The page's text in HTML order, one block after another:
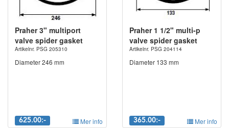
Praher 3" multiport
valve spider gasket
Artikelnr. PSG 205310
Diameter 246 mm
625.00:- Mer info
Praher 1 1/2" multi-p
valve spider gasket
Artikelnr. PSG 204114
Diameter 133 mm
365.00:- Mer info